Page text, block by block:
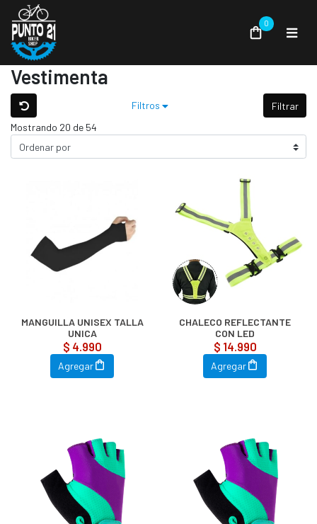
0
Vestimenta
Filtros
Filtrar
Mostrando 20 de 54
MANGUILLA UNISEX TALLA
UNICA
$ 4.990
Agregar
CHALECO REFLECTANTE
CON LED
$ 14.990
Agregar